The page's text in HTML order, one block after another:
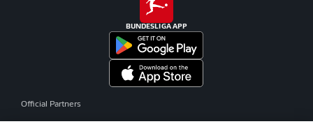
BUNDESLIGA APP
Official Partners